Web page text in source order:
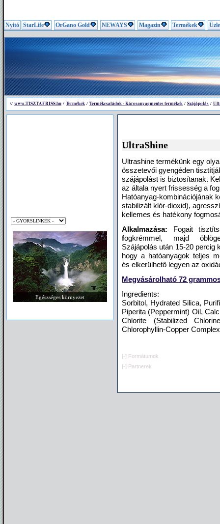
Nyitó StarLife OrGano Gold NEWAYS Magazin Termékek
// www.TISZTAFRISS.hu / Termékek / Termékcsaládok - Károsanyagmentes termékek / Szájápolás /
Egészséges környezet
UltraShine
Ultrashine termékünk egy
összetevői gyengéden
szájápolást is biztosítanak.
az általa nyert frissesség a
Hatóanyag-kombinációjának
stabilizált klór-dioxid),
kellemes és hatékony
Alkalmazása: Fogait
fogkrémmel, majd
Szájápolás után 15-20 percig
hogy a hatóanyagok teljes
és elkerülhető legyen az
Megvásárolható 72
Ingredients:
Sorbitol, Hydrated Silica,
Piperita (Peppermint) Oil,
Chlorite (Stabilized
Chlorophyllin-Copper
[-] Formátumok
[-] Partnerek